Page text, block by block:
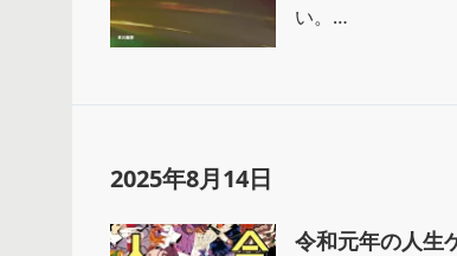
い。
2025年8月14日
令和元年の人生